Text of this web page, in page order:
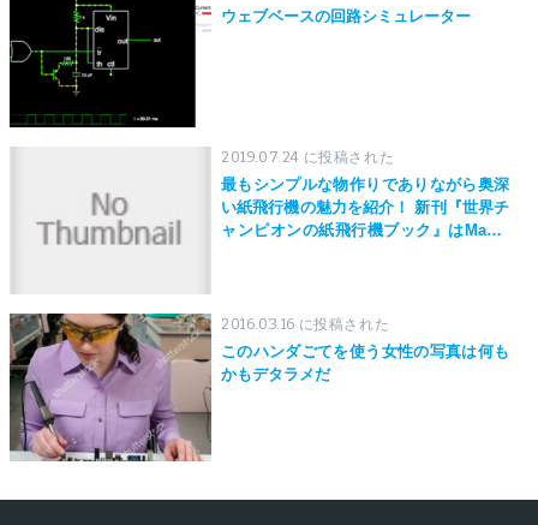
ウェブベースの回路シミュレーター
2019.07.24 に投稿された
最もシンプルな物作りでありながら奥深
い紙飛行機の魅力を紹介！ 新刊『世界チ
ャンピオンの紙飛行機ブック』はMaker
2016.03.16 に投稿された
このハンダごてを使う女性の写真は何も
かもデタラメだ